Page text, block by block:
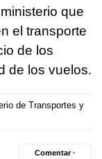
que
el transporte
de los
de los vuelos.
de Transportes y
Comentar ·